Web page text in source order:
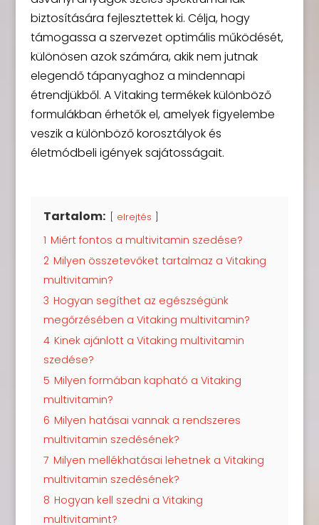
biztosítására fejlesztettek ki. Célja, hogy
támogassa a szervezet optimális működését,
különösen azok számára, akik nem jutnak
elegendő tápanyaghoz a mindennapi
étrendjükből. A Vitaking termékek különböző
formulákban érhetők el, amelyek figyelembe
veszik a különböző korosztályok és
életmódbeli igények sajátosságait.
Tartalom: elrejtés
1 Miért fontos a multivitamin szedése?
2 Milyen összetevőket tartalmaz a Vitaking
multivitamin?
3 Hogyan segíthet az egészségünk
megőrzésében a Vitaking multivitamin?
4 Kinek ajánlott a Vitaking multivitamin
szedése?
5 Milyen formában kapható a Vitaking
multivitamin?
6 Milyen hatásai vannak a rendszeres
multivitamin szedésének?
7 Milyen mellékhatásai lehetnek a Vitaking
multivitamin szedésének?
8 Hogyan kell szedni a Vitaking
multivitamint?